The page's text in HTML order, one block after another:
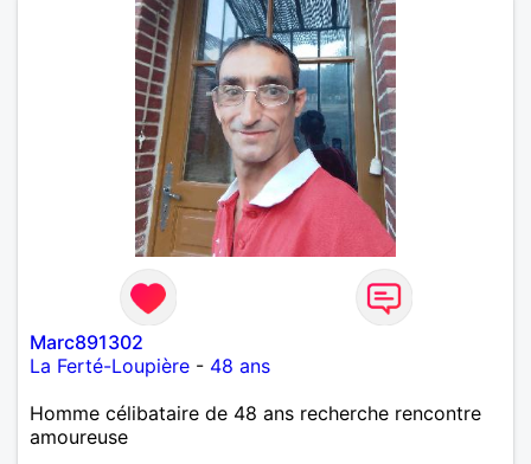
autant être trop locace. Je suis bourré de qualités
avec très peu de défauts. Je suis altruiste,
bienveillant, empathique, attentionné, honnête,
respectueux, doux de caractère et compréhensif : je
laisse « glisser » beaucoup de choses. Mais ne vous
m’éprenez pas Mesdames, si une personne que
j’aime me trahit une fois, il n’y aura pas de seconde
chance et je l’effacerai à « vitam eternam ».
Néanmoins, je suis un tout petit peu maniaque ainsi
qu’impatient. J’essaye de faire des efforts. Rien de
bien dramatique ! Du moins je le pense……Je suis un
homme facile à vivre. À vous si vous le souhaitez,
d’apprendre à me connaître davantage. J’en serai
ravi….A très bientôt je l’espère.
Marc891302
La Ferté-Loupière - 48 ans
Homme célibataire de 48 ans recherche rencontre
amoureuse